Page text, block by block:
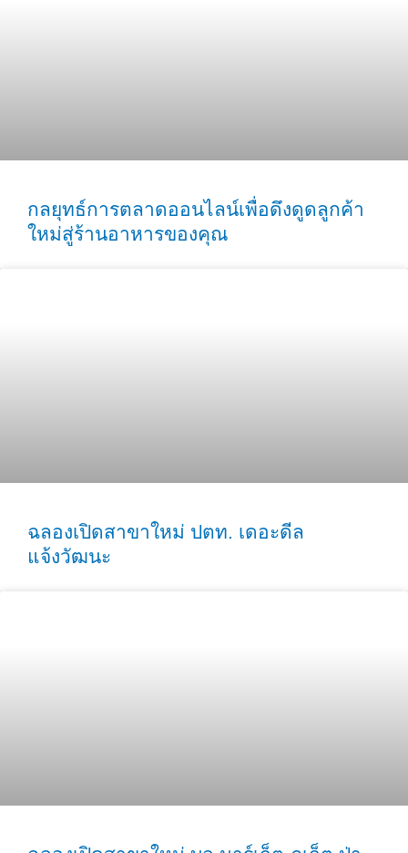
กลยุทธ์การตลาดออนไลน์เพื่อดึงดูดลูกค้า
ใหม่สู่ร้านอาหารของคุณ
ฉลองเปิดสาขาใหม่ ปตท. เดอะดีล
แจ้งวัฒนะ